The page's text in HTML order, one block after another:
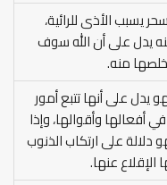
يسبب الأذى للرائية،
يدل على أن الله سوف
منه.
يدل على أنها تتبع أمور
أفعالها وأقوالها، وإذا
على ارتكاب الذنوب
عنها.